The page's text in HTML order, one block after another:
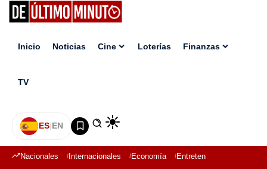
Inicio Noticias Cine Loterías Finanzas
TV
ES|EN
Nacionales Internacionales Economía Entretenimiento